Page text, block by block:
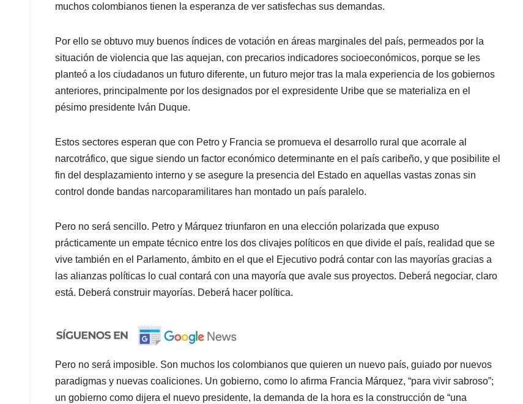
muchos colombianos tienen la esperanza de ver satisfechas sus demandas.
Por ello se obtuvo muy buenos índices de votación en áreas marginales del país, permeados por la
situación de violencia que las aquejan, con precarios indicadores socioeconómicos, porque se les
planteó a los ciudadanos un futuro diferente, un futuro mejor tras la mala experiencia de los gobiernos
anteriores, principalmente por los designados por el expresidente Uribe que se materializa en el
pésimo presidente Iván Duque.
Estos sectores esperan que con Petro y Francia se promueva el desarrollo rural que acorrale al
narcotráfico, que sigue siendo un factor económico determinante en el país caribeño, y que posibilite el
fin del desplazamiento interno y se asegure la presencia del Estado en aquellas vastas zonas sin
control donde bandas narcoparamilitares han montado un país paralelo.
Pero no será sencillo. Petro y Márquez triunfaron en una elección polarizada que expuso
prácticamente un empate técnico entre los dos clivajes políticos en que divide el país, realidad que se
vive también en el Parlamento, ámbito en el que el Ejecutivo podrá contar con las mayorías gracias a
las alianzas políticas lo cual contará con una mayoría que avale sus proyectos. Deberá negociar, claro
está. Deberá construir mayorías. Deberá hacer política.
Pero no será imposible. Son muchos los colombianos que quieren un nuevo país, guiado por nuevos
paradigmas y nuevas coaliciones. Un gobierno, como lo afirma Francia Márquez, “para vivir sabroso”;
un gobierno como dijera el nuevo presidente, la demanda de la hora es la construcción de “una